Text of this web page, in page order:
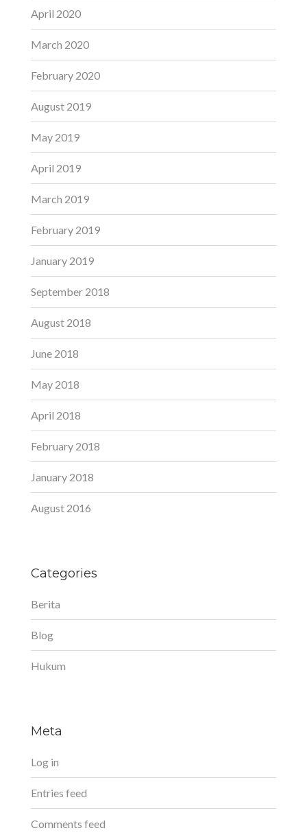
April 2020
March 2020
February 2020
August 2019
May 2019
April 2019
March 2019
February 2019
January 2019
September 2018
August 2018
June 2018
May 2018
April 2018
February 2018
January 2018
August 2016
Categories
Berita
Blog
Hukum
Meta
Log in
Entries feed
Comments feed